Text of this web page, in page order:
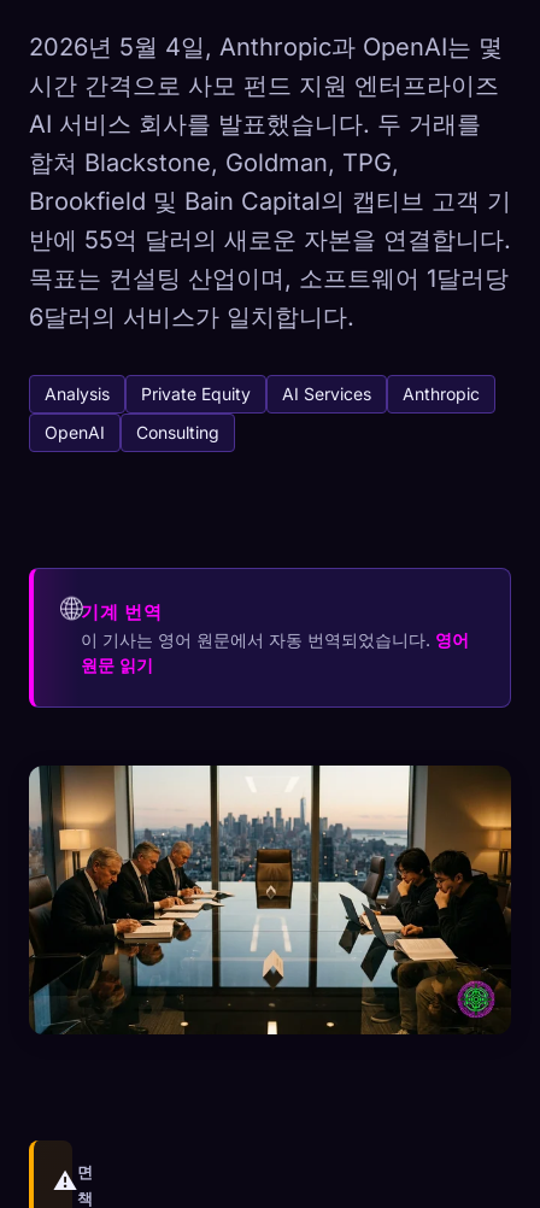
2026년 5월 4일, Anthropic과 OpenAI는 몇
시간 간격으로 사모 펀드 지원 엔터프라이즈
AI 서비스 회사를 발표했습니다. 두 거래를
합쳐 Blackstone, Goldman, TPG,
Brookfield 및 Bain Capital의 캡티브 고객 기
반에 55억 달러의 새로운 자본을 연결합니다.
목표는 컨설팅 산업이며, 소프트웨어 1달러당
6달러의 서비스가 일치합니다.
Analysis Private Equity AI Services
Anthropic
OpenAI
Consulting
🌐기계 번역
이 기사는 영어 원문에서 자동 번역되었습니다. 영어
원문 읽기
⚠️면
책